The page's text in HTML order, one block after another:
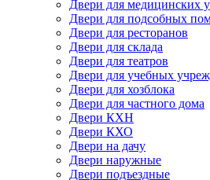
Двери для медицинских
Двери для подсобных
Двери для ресторанов
Двери для склада
Двери для театров
Двери для учебных
Двери для хозблока
Двери для частного дома
Двери КХН
Двери КХО
Двери на дачу
Двери наружные
Двери подъездные